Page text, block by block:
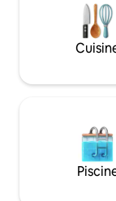
voiture), ou
bateaux
de Nandgaon. Idéal pour les familles, les
couples ou les